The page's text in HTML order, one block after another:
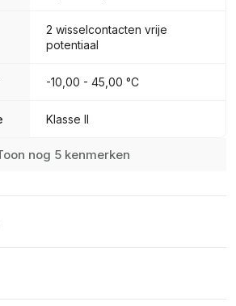
2 wisselcontacten vrije
potentiaal
-10,00 - 45,00 °C
Klasse II
nog 5 kenmerken